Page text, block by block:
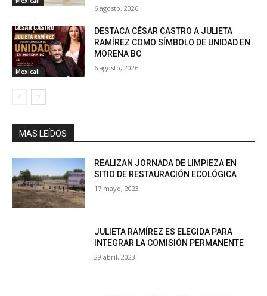
6 agosto, 2026
Mexicali
DESTACA CÉSAR CASTRO A JULIETA
RAMÍREZ COMO SÍMBOLO DE UNIDAD EN
MORENA BC
6 agosto, 2026
MAS LEÍDOS
REALIZAN JORNADA DE LIMPIEZA EN
SITIO DE RESTAURACIÓN ECOLÓGICA
17 mayo, 2023
JULIETA RAMÍREZ ES ELEGIDA PARA
INTEGRAR LA COMISIÓN PERMANENTE
29 abril, 2023